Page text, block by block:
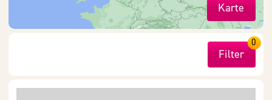
Karte
Filter
0